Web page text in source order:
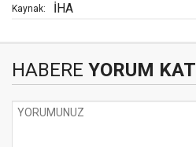
Kaynak: İHA
HABERE YORUM KAT